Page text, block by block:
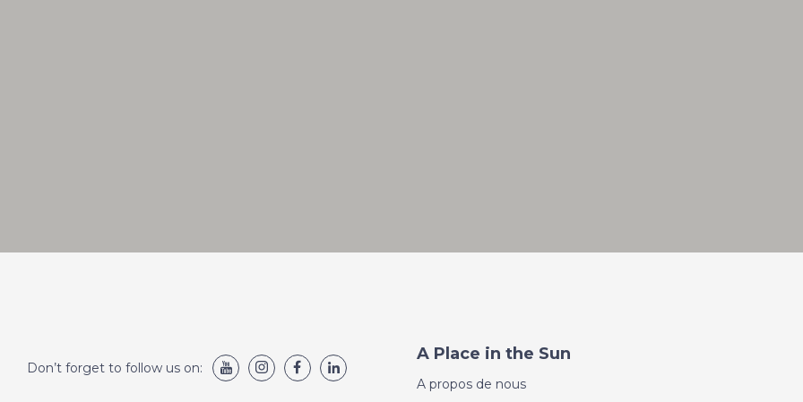
Don’t forget to follow us on:
A Place in the Sun
A propos de nous